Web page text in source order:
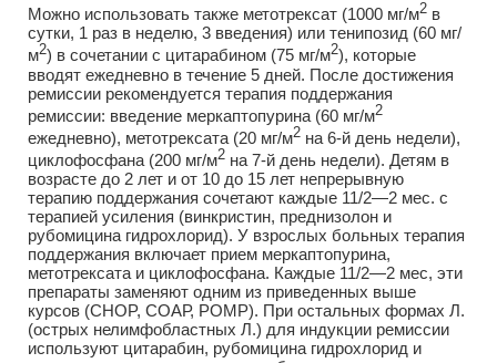
Можно использовать также метотрексат (1000 мг/м2 в
сутки, 1 раз в неделю, 3 введения) или тенипозид (60 мг/
м2) в сочетании с цитарабином (75 мг/м2), которые
вводят ежедневно в течение 5 дней. После достижения
ремиссии рекомендуется терапия поддержания
ремиссии: введение меркаптопурина (60 мг/м2
ежедневно), метотрексата (20 мг/м2 на 6-й день недели),
циклофосфана (200 мг/м2 на 7-й день недели). Детям в
возрасте до 2 лет и от 10 до 15 лет непрерывную
терапию поддержания сочетают каждые 11/2—2 мес. с
терапией усиления (винкристин, преднизолон и
рубомицина гидрохлорид). У взрослых больных терапия
поддержания включает прием меркаптопурина,
метотрексата и циклофосфана. Каждые 11/2—2 мес, эти
препараты заменяют одним из приведенных выше
курсов (CHOP, СОАР, POMP). При остальных формах Л.
(острых нелимфобластных Л.) для индукции ремиссии
используют цитарабин, рубомицина гидрохлорид и